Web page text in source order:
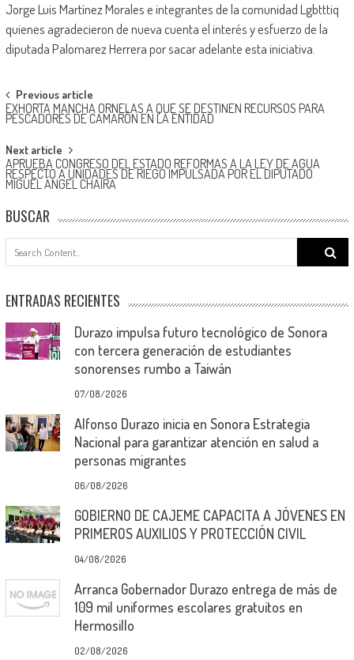
Jorge Luis Martínez Morales e integrantes de la comunidad Lgbtttiq
quienes agradecieron de nueva cuenta el interés y esfuerzo de la
diputada Palomarez Herrera por sacar adelante esta iniciativa.
Post
navigation
Previous article
EXHORTA MANCHA ORNELAS A QUE SE DESTINEN RECURSOS PARA
PESCADORES DE CAMARÓN EN LA ENTIDAD
Next article
APRUEBA CONGRESO DEL ESTADO REFORMAS A LA LEY DE AGUA
RESPECTO A UNIDADES DE RIEGO IMPULSADA POR EL DIPUTADO
MIGUEL ÁNGEL CHAIRA
BUSCAR
Search
for:
ENTRADAS RECIENTES
Durazo impulsa futuro tecnológico de Sonora
con tercera generación de estudiantes
sonorenses rumbo a Taiwán
07/08/2026
Alfonso Durazo inicia en Sonora Estrategia
Nacional para garantizar atención en salud a
personas migrantes
06/08/2026
GOBIERNO DE CAJEME CAPACITA A JÓVENES EN
PRIMEROS AUXILIOS Y PROTECCIÓN CIVIL
04/08/2026
Arranca Gobernador Durazo entrega de más de
109 mil uniformes escolares gratuitos en
Hermosillo
02/08/2026